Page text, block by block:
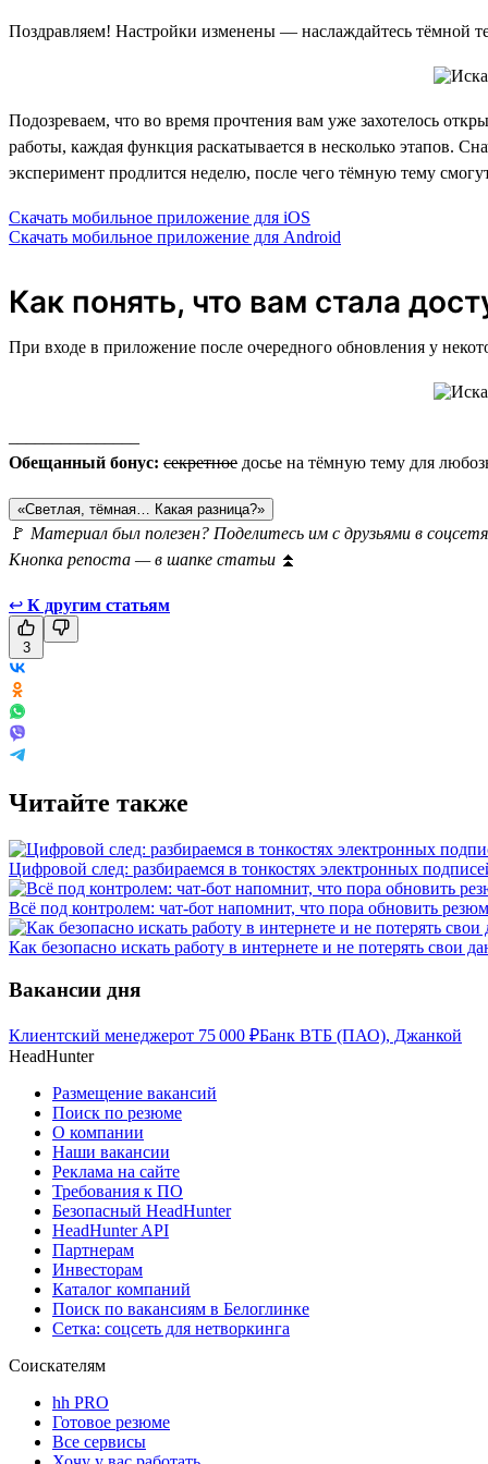
Поздравляем! Настройки изменены — наслаждайтесь тёмной
Подозреваем, что во время прочтения вам уже захотелось
работы, каждая функция раскатывается в несколько этапов.
эксперимент продлится неделю, после чего тёмную тему
Скачать мобильное приложение для iOS
Скачать мобильное приложение для Android
Как понять, что вам стала
При входе в приложение после очередного обновления у
Обещанный бонус: секретное досье на тёмную тему для
«Светлая, тёмная… Какая разница?»
🚩 Материал был полезен? Поделитесь им с друзьями в
Кнопка репоста — в шапке статьи ⏫
↩ К другим статьям
3
Читайте также
Цифровой след: разбираемся в тонкостях электронных
Всё под контролем: чат-бот напомнит, что пора обновить
Как безопасно искать работу в интернете и не потерять свои
Вакансии дня
Клиентский менеджерот 75 000 ₽Банк ВТБ (ПАО), Джанкой
HeadHunter
Размещение вакансий
Поиск по резюме
О компании
Наши вакансии
Реклама на сайте
Требования к ПО
Безопасный HeadHunter
HeadHunter API
Партнерам
Инвесторам
Каталог компаний
Поиск по вакансиям в Белоглинке
Сетка: соцсеть для нетворкинга
Соискателям
hh PRO
Готовое резюме
Все сервисы